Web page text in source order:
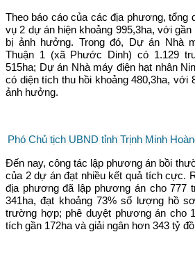
Theo báo cáo của các địa phương, tổng
vụ 2 dự án hiện khoảng 995,3ha, với
bị ảnh hưởng. Trong đó, Dự án Nhà
Thuận 1 (xã Phước Dinh) có 1.129
515ha; Dự án Nhà máy điện hạt nhân
có diện tích thu hồi khoảng 480,3ha, với
ảnh hưởng.
Phó Chủ tịch UBND tỉnh Trịnh Minh
Đến nay, công tác lập phương án bồi
của 2 dự án đạt nhiều kết quả tích cực.
địa phương đã lập phương án cho 777
341ha, đạt khoảng 73% số lượng hồ
trường hợp; phê duyệt phương án cho
tích gần 172ha và giải ngân hơn 343 tỷ